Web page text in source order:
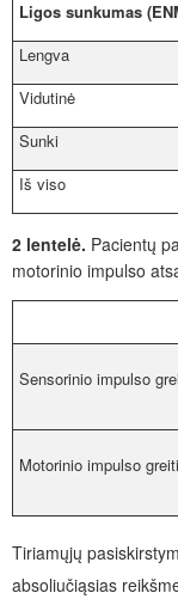
Ligos sunkumas
Lengva
Vidutinė
Sunki
Iš viso
2 lentelė. Pacientų
motorinio impulso
Sensorinio impulso
Motorinio impulso
Tiriamųjų
absoliučiąsias